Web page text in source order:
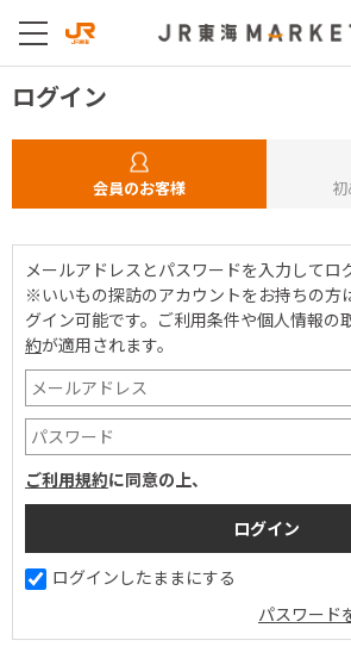
ログイン
会員のお客様
メールアドレスとパスワードを入力してロ
※いいもの探訪のアカウントをお持ちの方
グイン可能です。 ご利用条件や個人情報の
約が適用されます。
ご利用規約に同意の上、
ログインしたままにする
パスワード